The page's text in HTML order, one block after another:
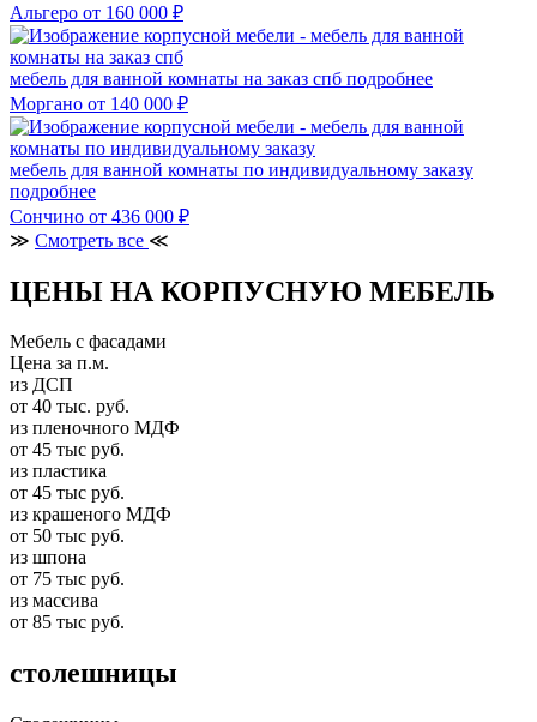
Альгеро от 160 000 ₽
мебель для ванной комнаты на заказ спб подробнее
Моргано от 140 000 ₽
мебель для ванной комнаты по индивидуальному заказу
подробнее
Сончино от 436 000 ₽
≫ Смотреть все ≪
ЦЕНЫ НА КОРПУСНУЮ МЕБЕЛЬ
Мебель с фасадами
Цена за п.м.
из ДСП
от 40 тыс. руб.
из пленочного МДФ
от 45 тыс руб.
из пластика
от 45 тыс руб.
из крашеного МДФ
от 50 тыс руб.
из шпона
от 75 тыс руб.
из массива
от 85 тыс руб.
столешницы